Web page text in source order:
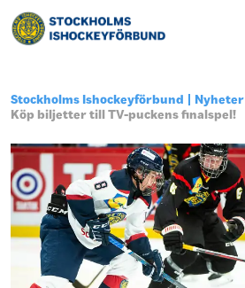
Stockholms Ishockeyförbund
Nyheter
Köp biljetter till TV-puckens finalspel!